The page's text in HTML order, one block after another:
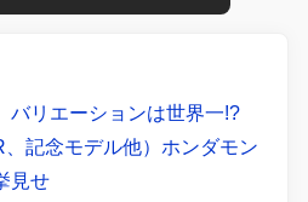
バリエーションは世界一!?
、記念モデル他）ホンダモン
見せ